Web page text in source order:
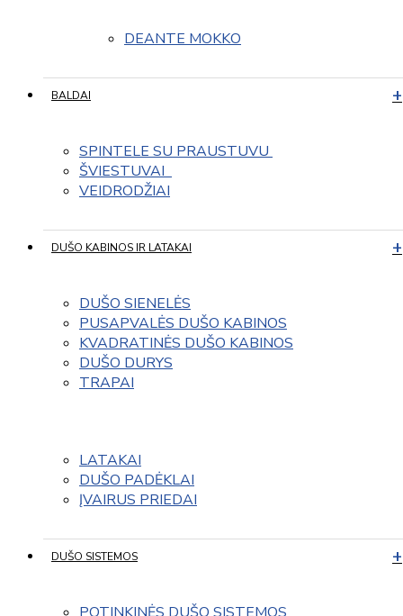
DEANTE MOKKO
BALDAI
SPINTELE SU PRAUSTUVU
ŠVIESTUVAI
VEIDRODŽIAI
DUŠO KABINOS IR LATAKAI
DUŠO SIENELĖS
PUSAPVALĖS DUŠO KABINOS
KVADRATINĖS DUŠO KABINOS
DUŠO DURYS
TRAPAI
LATAKAI
DUŠO PADĖKLAI
ĮVAIRUS PRIEDAI
DUŠO SISTEMOS